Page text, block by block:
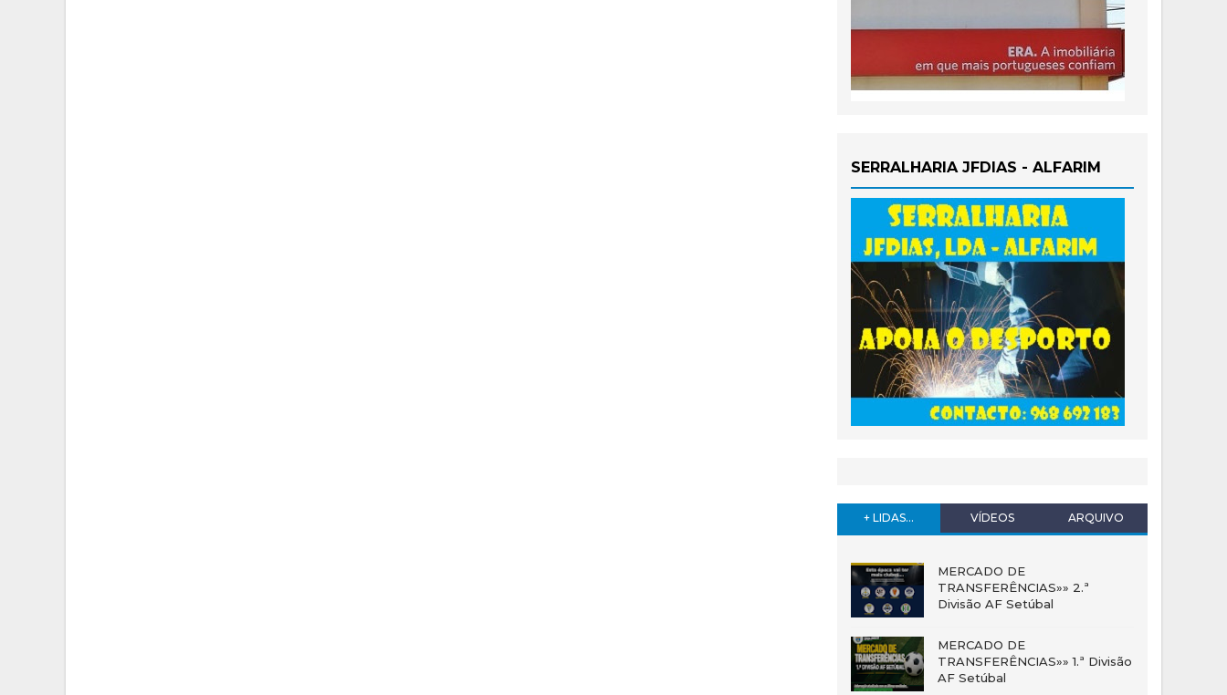
SERRALHARIA JFDIAS - ALFARIM
+ LIDAS... VÍDEOS ARQUIVO
MERCADO DE
TRANSFERÊNCIAS»» 2.ª
Divisão AF Setúbal
MERCADO DE
TRANSFERÊNCIAS»» 1.ª Divisão
AF Setúbal